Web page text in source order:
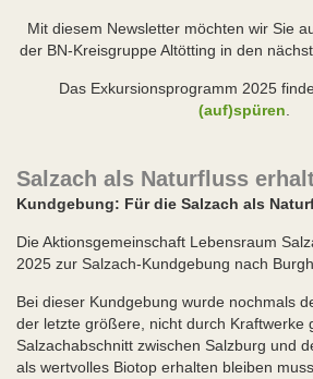
Mit diesem Newsletter möchten wir Sie
der BN-Kreisgruppe Altötting in den
Das Exkursionsprogramm 2025
(auf)spüren
Salzach als Naturfluss
Kundgebung: Für die Salzach als
Die Aktionsgemeinschaft Lebensraum
2025 zur Salzach-Kundgebung nach
Bei dieser Kundgebung wurde nochmals
der letzte größere, nicht durch Kraftwerke
Salzachabschnitt zwischen Salzburg und
als wertvolles Biotop erhalten bleiben